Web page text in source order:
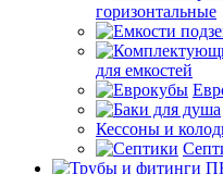
горизонтальные
для емкостей
Кессоны и